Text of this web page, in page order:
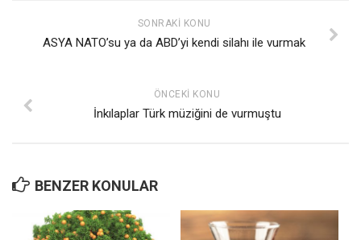
SONRAKI KONU
ASYA NATO’su ya da ABD’yi kendi silahı ile vurmak
ÖNCEKI KONU
İnkılaplar Türk müziğini de vurmuştu
BENZER KONULAR